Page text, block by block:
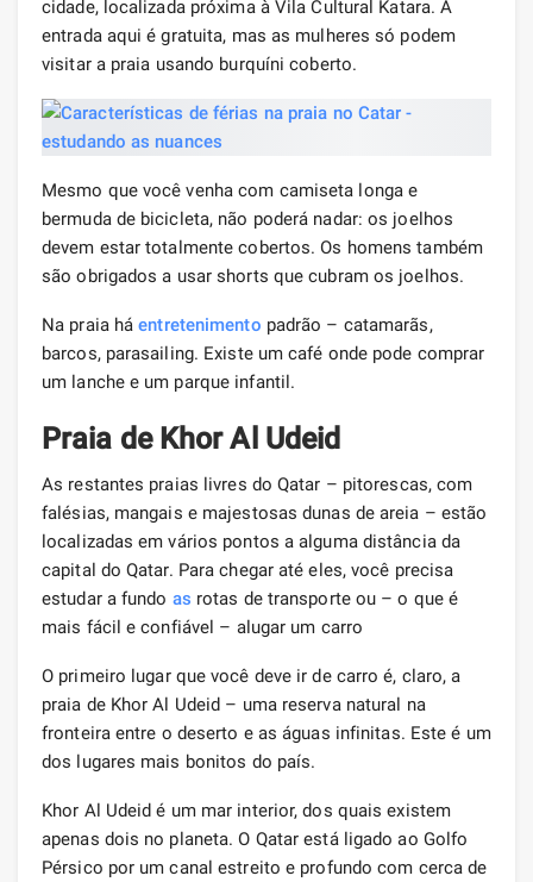
cidade, localizada próxima à Vila Cultural Katara. A
entrada aqui é gratuita, mas as mulheres só podem
visitar a praia usando burquíni coberto.
Mesmo que você venha com camiseta longa e
bermuda de bicicleta, não poderá nadar: os joelhos
devem estar totalmente cobertos. Os homens também
são obrigados a usar shorts que cubram os joelhos.
Na praia háentretenimento padrão – catamarãs,
barcos, parasailing. Existe um café onde pode comprar
um lanche e um parque infantil.
Praia de Khor Al Udeid
As restantes praias livres do Qatar – pitorescas, com
falésias, mangais e majestosas dunas de areia – estão
localizadas em vários pontos a alguma distância da
capital do Qatar. Para chegar até eles, você precisa
estudar a fundo as rotas de transporte ou – o que é
mais fácil e confiável – alugar um carro
O primeiro lugar que você deve ir de carro é, claro, a
praia de Khor Al Udeid – uma reserva natural na
fronteira entre o deserto e as águas infinitas. Este é um
dos lugares mais bonitos do país.
Khor Al Udeid é um mar interior, dos quais existem
apenas dois no planeta. O Qatar está ligado ao Golfo
Pérsico por um canal estreito e profundo com cerca de